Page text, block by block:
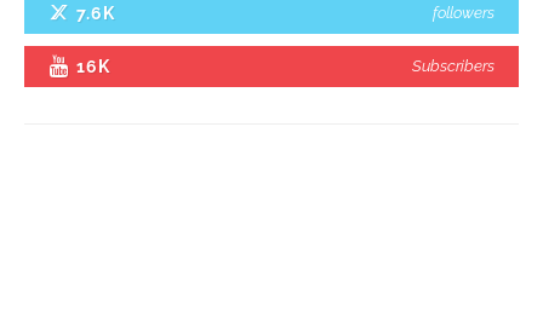
7.6K followers
16K Subscribers